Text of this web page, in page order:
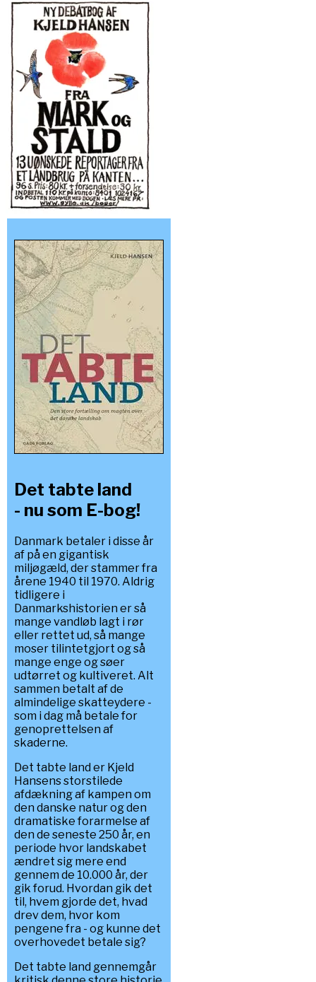
Det tabte land
- nu som E-bog!
Danmark betaler i disse år
af på en gigantisk
miljøgæld, der stammer fra
årene 1940 til 1970. Aldrig
tidligere i
Danmarkshistorien er så
mange vandløb lagt i rør
eller rettet ud, så mange
moser tilintetgjort og så
mange enge og søer
udtørret og kultiveret. Alt
sammen betalt af de
almindelige skatteydere -
som i dag må betale for
genoprettelsen af
skaderne.
Det tabte land er Kjeld
Hansens storstilede
afdækning af kampen om
den danske natur og den
dramatiske forarmelse af
den de seneste 250 år, en
periode hvor landskabet
ændret sig mere end
gennem de 10.000 år, der
gik forud. Hvordan gik det
til, hvem gjorde det, hvad
drev dem, hvor kom
pengene fra - og kunne det
overhovedet betale sig?
Det tabte land gennemgår